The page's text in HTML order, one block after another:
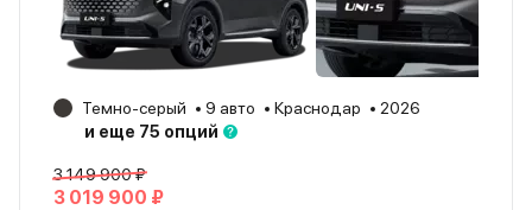
Темно-серый 9 авто Краснодар
2026
и еще 75 опций
3 149 900 ₽
3 019 900 ₽